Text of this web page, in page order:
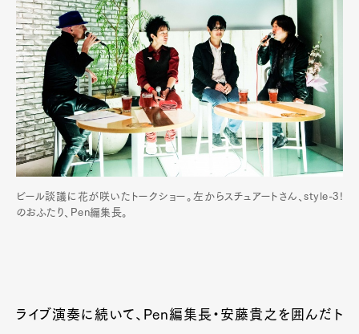
ビール談議に花が咲いたトークショー。左からスチュアートさん、style-3!
のおふたり、Pen編集長。
ライブ演奏に続いて、Pen編集長・安藤貴之を囲んだト